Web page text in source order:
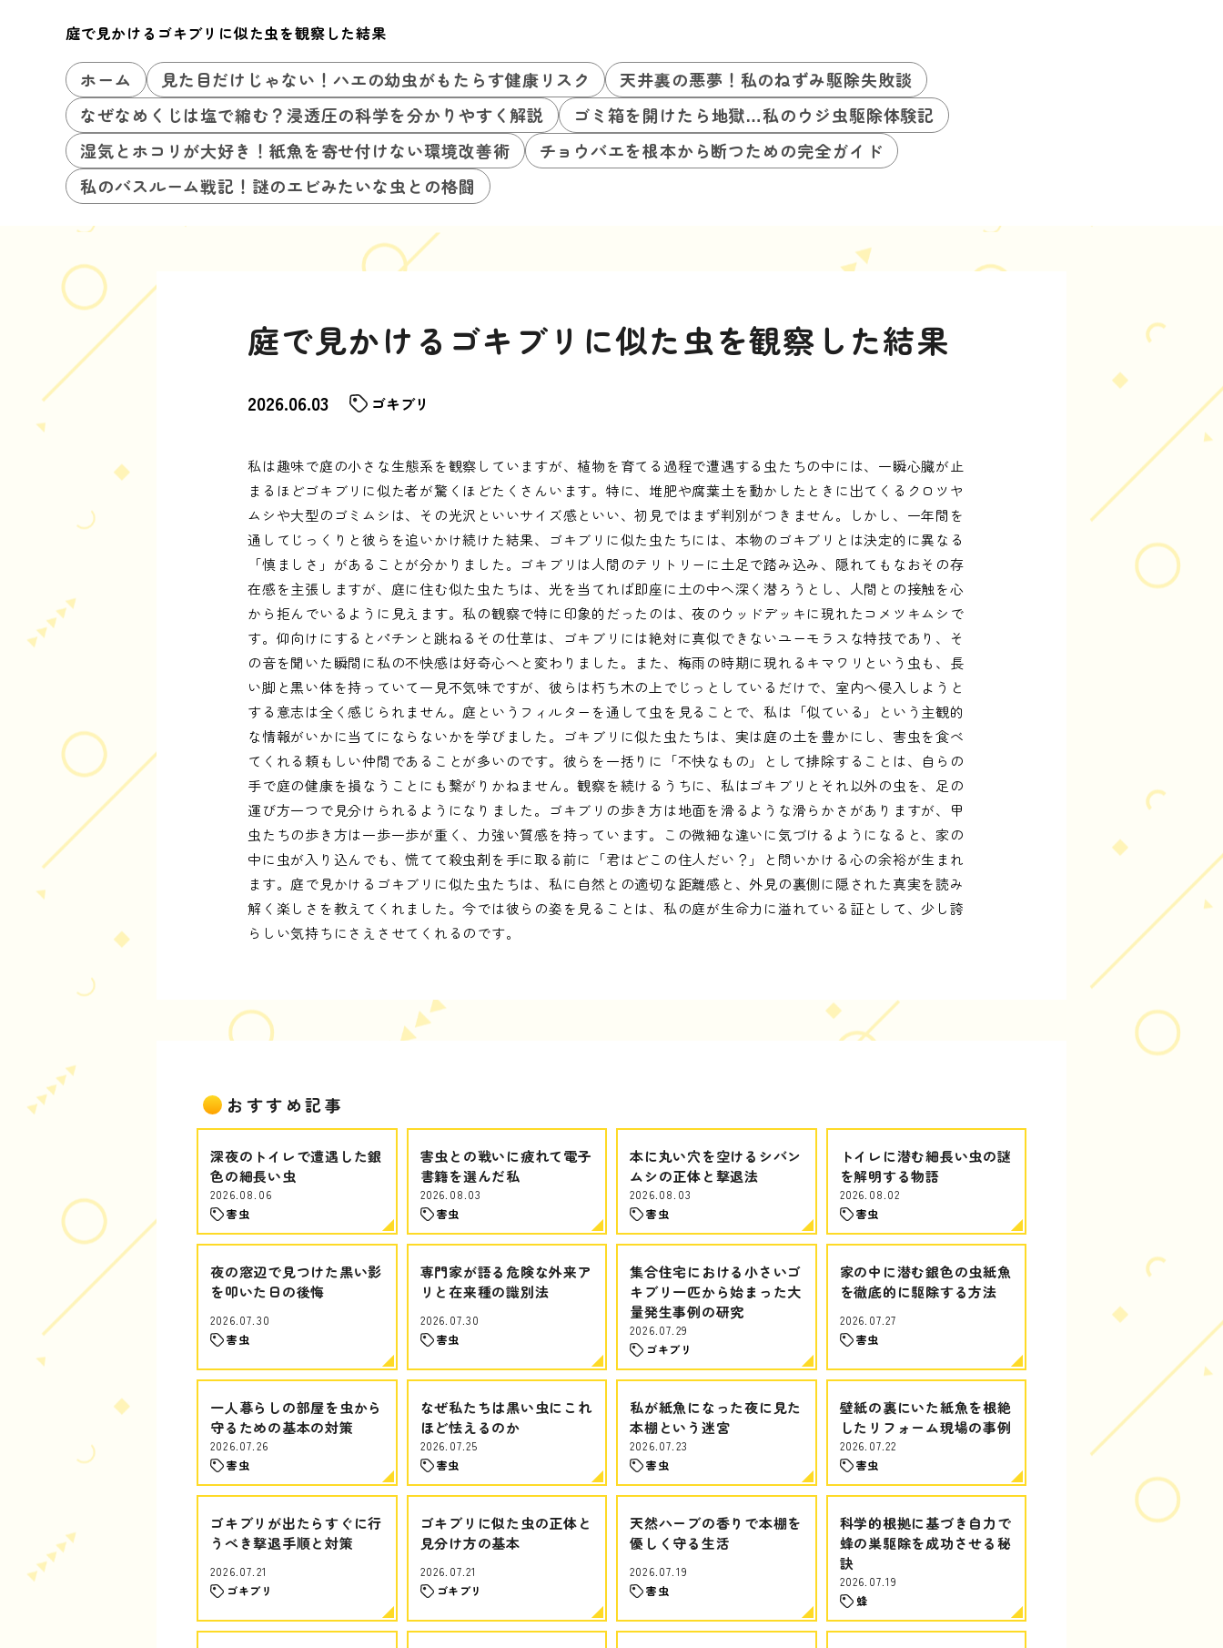
庭で見かけるゴキブリに似た虫を観察した結果
ホーム 見た目だけじゃない！ハエの幼虫がもたらす健康リスク
天井裏の悪夢！私のねずみ駆除失敗談
なぜなめくじは塩で縮む？浸透圧の科学を分かりやすく解説
ゴミ箱を開けたら地獄…私のウジ虫駆除体験記
湿気とホコリが大好き！紙魚を寄せ付けない環境改善術
チョウバエを根本から断つための完全ガイド
私のバスルーム戦記！謎のエビみたいな虫との格闘
庭で見かけるゴキブリに似た虫を観察した結果
2026.06.03 ゴキブリ
私は趣味で庭の小さな生態系を観察していますが、植物を育てる過程で遭遇する虫たちの中には、一瞬心臓が止
まるほどゴキブリに似た者が驚くほどたくさんいます。特に、堆肥や腐葉土を動かしたときに出てくるクロツヤ
ムシや大型のゴミムシは、その光沢といいサイズ感といい、初見ではまず判別がつきません。しかし、一年間を
通してじっくりと彼らを追いかけ続けた結果、ゴキブリに似た虫たちには、本物のゴキブリとは決定的に異なる
「慎ましさ」があることが分かりました。ゴキブリは人間のテリトリーに土足で踏み込み、隠れてもなおその存
在感を主張しますが、庭に住む似た虫たちは、光を当てれば即座に土の中へ深く潜ろうとし、人間との接触を心
から拒んでいるように見えます。私の観察で特に印象的だったのは、夜のウッドデッキに現れたコメツキムシで
す。仰向けにするとパチンと跳ねるその仕草は、ゴキブリには絶対に真似できないユーモラスな特技であり、そ
の音を聞いた瞬間に私の不快感は好奇心へと変わりました。また、梅雨の時期に現れるキマワリという虫も、長
い脚と黒い体を持っていて一見不気味ですが、彼らは朽ち木の上でじっとしているだけで、室内へ侵入しようと
する意志は全く感じられません。庭というフィルターを通して虫を見ることで、私は「似ている」という主観的
な情報がいかに当てにならないかを学びました。ゴキブリに似た虫たちは、実は庭の土を豊かにし、害虫を食べ
てくれる頼もしい仲間であることが多いのです。彼らを一括りに「不快なもの」として排除することは、自らの
手で庭の健康を損なうことにも繋がりかねません。観察を続けるうちに、私はゴキブリとそれ以外の虫を、足の
運び方一つで見分けられるようになりました。ゴキブリの歩き方は地面を滑るような滑らかさがありますが、甲
虫たちの歩き方は一歩一歩が重く、力強い質感を持っています。この微細な違いに気づけるようになると、家の
中に虫が入り込んでも、慌てて殺虫剤を手に取る前に「君はどこの住人だい？」と問いかける心の余裕が生まれ
ます。庭で見かけるゴキブリに似た虫たちは、私に自然との適切な距離感と、外見の裏側に隠された真実を読み
解く楽しさを教えてくれました。今では彼らの姿を見ることは、私の庭が生命力に溢れている証として、少し誇
らしい気持ちにさえさせてくれるのです。
おすすめ記事
深夜のトイレで遭遇した銀
色の細長い虫
2026.08.06
害虫
害虫との戦いに疲れて電子
書籍を選んだ私
2026.08.03
害虫
本に丸い穴を空けるシバン
ムシの正体と撃退法
2026.08.03
害虫
トイレに潜む細長い虫の謎
を解明する物語
2026.08.02
害虫
夜の窓辺で見つけた黒い影
を叩いた日の後悔
2026.07.30
害虫
専門家が語る危険な外来ア
リと在来種の識別法
2026.07.30
害虫
集合住宅における小さいゴ
キブリ一匹から始まった大
量発生事例の研究
2026.07.29
ゴキブリ
家の中に潜む銀色の虫紙魚
を徹底的に駆除する方法
2026.07.27
害虫
一人暮らしの部屋を虫から
守るための基本の対策
2026.07.26
害虫
なぜ私たちは黒い虫にこれ
ほど怯えるのか
2026.07.25
害虫
私が紙魚になった夜に見た
本棚という迷宮
2026.07.23
害虫
壁紙の裏にいた紙魚を根絶
したリフォーム現場の事例
2026.07.22
害虫
ゴキブリが出たらすぐに行
うべき撃退手順と対策
2026.07.21
ゴキブリ
ゴキブリに似た虫の正体と
見分け方の基本
2026.07.21
ゴキブリ
天然ハーブの香りで本棚を
優しく守る生活
2026.07.19
害虫
科学的根拠に基づき自力で
蜂の巣駆除を成功させる秘
訣
2026.07.19
蜂